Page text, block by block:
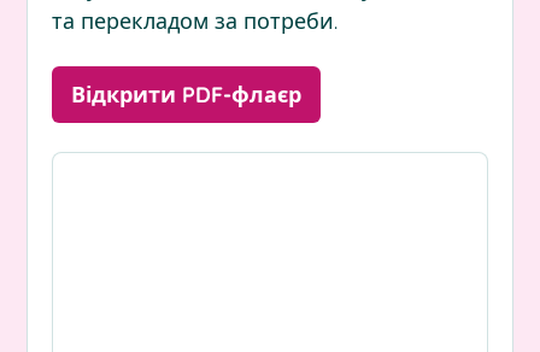
та перекладом за потреби.
Відкрити PDF-флаєр